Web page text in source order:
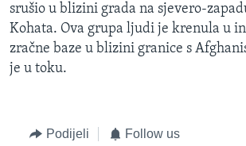
IZBJEGLIČKA STRANA
MAGAZIN
O GLASU AMERIKE
srušio u blizini grada na sjevero-
Kohata. Ova grupa ljudi je krenula u
zračne baze u blizini granice s
je u toku.
Podijeli Follow us